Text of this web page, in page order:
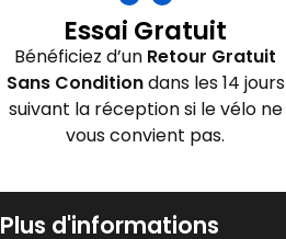
Essai Gratuit
Bénéficiez d’un Retour Gratuit
Sans Conditiondans les 14 jours
suivant la réception si le vélo ne
vous convient pas.
Plus d'informations